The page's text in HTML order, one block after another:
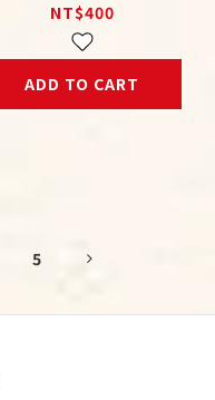
敘事實踐的十五堂課
NT$400
ADD TO CART
5